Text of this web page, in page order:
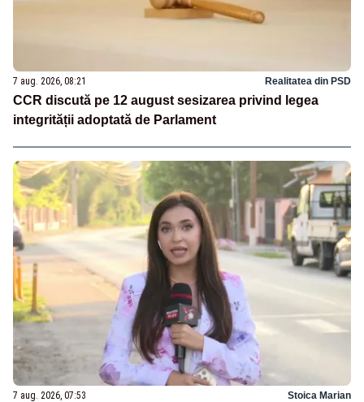
7 aug. 2026, 08:21 Realitatea din PSD
CCR discută pe 12 august sesizarea privind legea
integrității adoptată de Parlament
7 aug. 2026, 07:53 Stoica Marian